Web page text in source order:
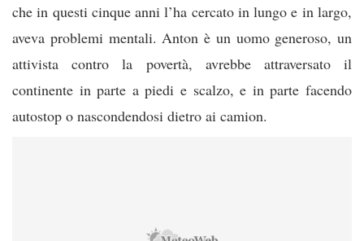
che in questi cinque anni l’ha cercato in lungo e in largo,
aveva problemi mentali. Anton è un uomo generoso, un
attivista contro la povertà, avrebbe attraversato il
continente in parte a piedi e scalzo, e in parte facendo
autostop o nascondendosi dietro ai camion.